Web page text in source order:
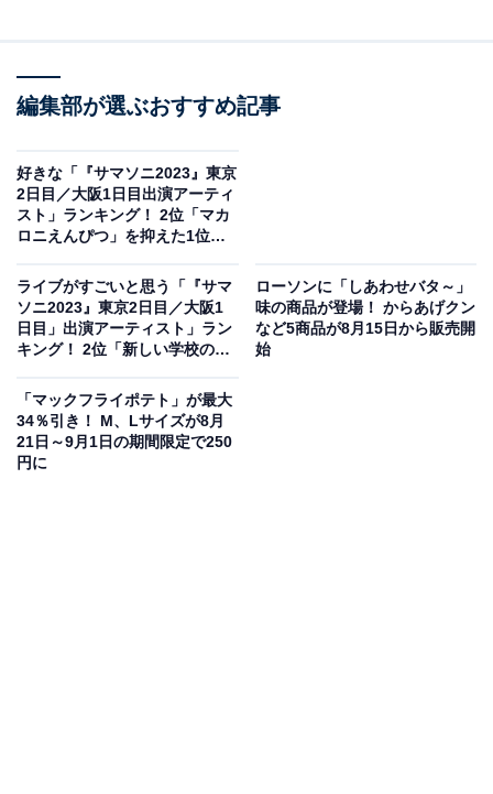
0（オ）8（ヤ）20（ジ）の語呂合わせ。
「蚊の日」
らマラリア原虫を発見したことから。
「リーブ21・発毛の日」
（2）もう（0）」の語呂合わせから。
「誕生記念筆の日（赤ちゃん筆の日）」
編集部が選ぶおすすめ記事
好きな「『サマソニ2023』東京
2日目／大阪1日目出演アーティ
スト」ランキング！ 2位「マカ
ロニえんぴつ」を抑えた1位
ライブがすごいと思う「『サマ
ソニ2023』東京2日目／大阪1
日目」出演アーティスト」ラン
キング！ 2位「新しい学校のリ
ローソンに「しあわせバタ～」
味の商品が登場！ からあげクン
など5商品が8月15日から販売開
始
「マックフライポテト」が最大
34％引き！ M、Lサイズが8月
21日～9月1日の期間限定で250
円に